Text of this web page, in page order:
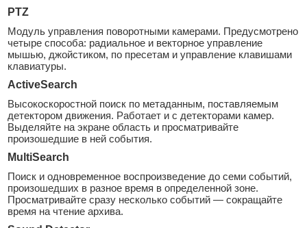
PTZ
Модуль управления поворотными камерами. Предусмотрено
четыре способа: радиальное и векторное управление
мышью, джойстиком, по пресетам и управление клавишами
клавиатуры.
ActiveSearch
Высокоскоростной поиск по метаданным, поставляемым
детектором движения. Работает и с детекторами камер.
Выделяйте на экране область и просматривайте
произошедшие в ней события.
MultiSearch
Поиск и одновременное воспроизведение до семи событий,
произошедших в разное время в определенной зоне.
Просматривайте сразу несколько событий — сокращайте
время на чтение архива.